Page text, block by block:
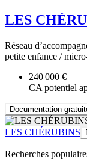
LES
Réseau
petite enfance /
240 000 €
CA potentiel
Documentation
LES CHÉRUBINS
Recherches